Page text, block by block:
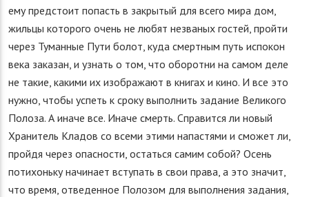
ему предстоит попасть в закрытый для всего мира дом,
жильцы которого очень не любят незваных гостей, пройти
через Туманные Пути болот, куда смертным путь испокон
века заказан, и узнать о том, что оборотни на самом деле
не такие, какими их изображают в книгах и кино. И все это
нужно, чтобы успеть к сроку выполнить задание Великого
Полоза. А иначе все. Иначе смерть. Справится ли новый
Хранитель Кладов со всеми этими напастями и сможет ли,
пройдя через опасности, остаться самим собой? Осень
потихоньку начинает вступать в свои права, а это значит,
что время, отведенное Полозом для выполнения задания,